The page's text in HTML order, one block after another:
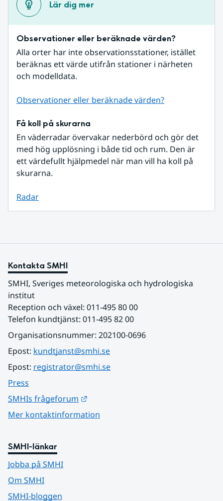
Lär dig mer
Observationer eller beräknade värden?
Alla orter har inte observationsstationer, istället
beräknas ett värde utifrån stationer i närheten
och modelldata.
Observationer eller beräknade värden?
Få koll på skurarna
En väderradar övervakar nederbörd och gör det
med hög upplösning i både tid och rum. Den är
ett värdefullt hjälpmedel när man vill ha koll på
skurarna.
Radar
Kontakta SMHI
SMHI, Sveriges meteorologiska och hydrologiska
institut
Reception och växel: 011-495 80 00
Telefon kundtjänst: 011-495 82 00
Organisationsnummer: 202100-0696
Epost: kundtjanst@smhi.se
Epost: registrator@smhi.se
Press
SMHIs frågeforum
Mer kontaktinformation
SMHI-länkar
Jobba på SMHI
Om SMHI
SMHI-bloggen